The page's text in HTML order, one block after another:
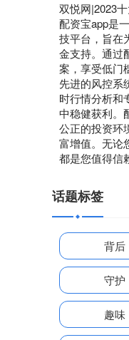
双悦网|2023
配资宝app是
技平台，旨在
金支持。通过
案，享受低门
先进的风控系
时行情分析和
中稳健获利。
公正的投资环
富增值。无论
都是您值得信
话题标签
背后
守护
趣味